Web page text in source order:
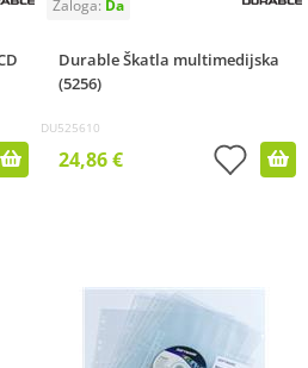
Durable Škatla multimedijska
(5256)
DU525610
24,86 €